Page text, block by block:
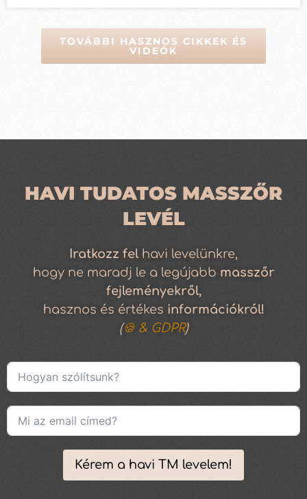
TOVÁBBI HASZNOS CIKKEK ÉS
VIDEÓK
HAVI TUDATOS MASSZŐR
LEVÉL
Iratkozz fel havi levelünkre,
hogy ne maradj le a legújabb masszőr
fejleményekről,
hasznos és értékes információkról!
(🍪 & GDPR)
Kérem a havi TM levelem!